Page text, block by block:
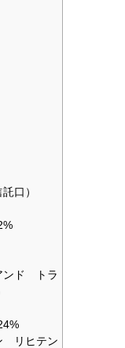
託口）
ド トラ
リヒテン